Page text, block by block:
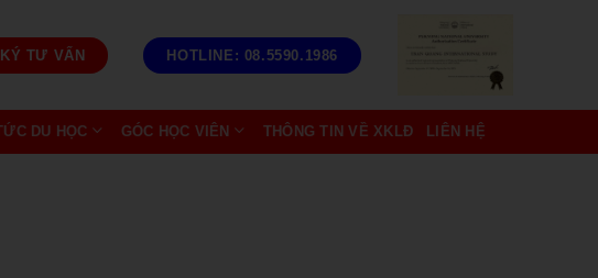
TƯ VẤN HOTLINE: 08.5590.1986
DU HỌC GÓC HỌC VIÊN THÔNG TIN VỀ XKLĐ LIÊN HỆ